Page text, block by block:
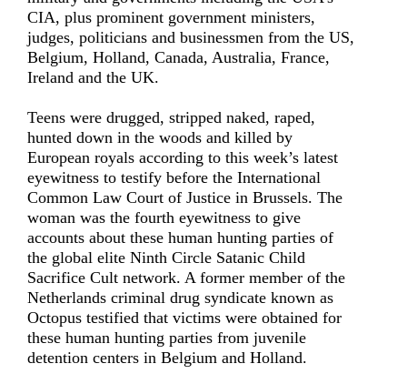
CIA, plus prominent government ministers,
judges, politicians and businessmen from the US,
Belgium, Holland, Canada, Australia, France,
Ireland and the UK.
Teens were drugged, stripped naked, raped,
hunted down in the woods and killed by
European royals according to this week’s latest
eyewitness to testify before the International
Common Law Court of Justice in Brussels. The
woman was the fourth eyewitness to give
accounts about these human hunting parties of
the global elite Ninth Circle Satanic Child
Sacrifice Cult network. A former member of the
Netherlands criminal drug syndicate known as
Octopus testified that victims were obtained for
these human hunting parties from juvenile
detention centers in Belgium and Holland.